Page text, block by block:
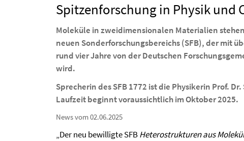
Spitzenforschung in Physik und
Moleküle in zweidimensionalen Materialien
neuen Sonderforschungsbereichs (SFB), der mit
rund vier Jahre von der Deutschen
wird.
Sprecherin des SFB 1772 ist die Physikerin Prof.
Laufzeit beginnt voraussichtlich im Oktober 2025.
News vom 02.06.2025
„Der neu bewilligte SFBHeterostrukturen aus